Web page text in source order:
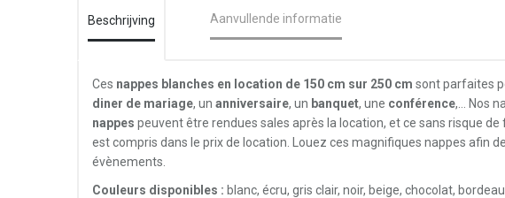
Beschrijving Aanvullende informatie
Ces nappes blanches en location de 150 cm sur 250 cm sont parfaites
diner de mariage, un anniversaire, un banquet, une conférence,… Nos
nappes peuvent être rendues sales après la location, et ce sans risque
est compris dans le prix de location. Louez ces magnifiques nappes afin
évènements.
Couleurs disponibles : blanc, écru, gris clair, noir, beige, chocolat,